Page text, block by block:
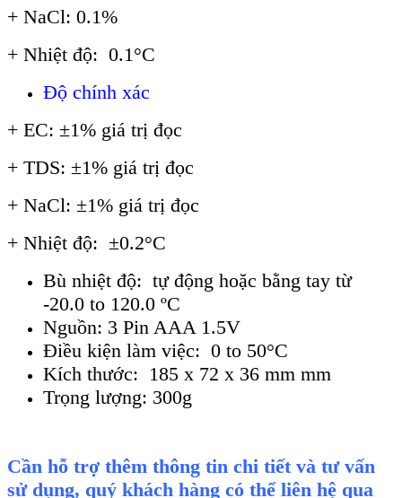
+ NaCl: 0.1%
+ Nhiệt độ: 0.1°C
Độ chính xác
+ EC: ±1% giá trị đọc
+ TDS: ±1% giá trị đọc
+ NaCl: ±1% giá trị đọc
+ Nhiệt độ: ±0.2°C
Bù nhiệt độ: tự động hoặc bằng tay từ
-20.0 to 120.0 ºC
Nguồn: 3 Pin AAA 1.5V
Điều kiện làm việc: 0 to 50°C
Kích thước: 185 x 72 x 36 mm mm
Trọng lượng: 300g
Cần hỗ trợ thêm thông tin chi tiết và tư vấn
sử dụng, quý khách hàng có thể liên hệ qua